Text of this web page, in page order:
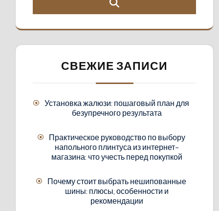
СВЕЖИЕ ЗАПИСИ
Установка жалюзи: пошаговый план для
безупречного результата
Практическое руководство по выбору
напольного плинтуса из интернет-
магазина: что учесть перед покупкой
Почему стоит выбрать нешипованные
шины: плюсы, особенности и
рекомендации